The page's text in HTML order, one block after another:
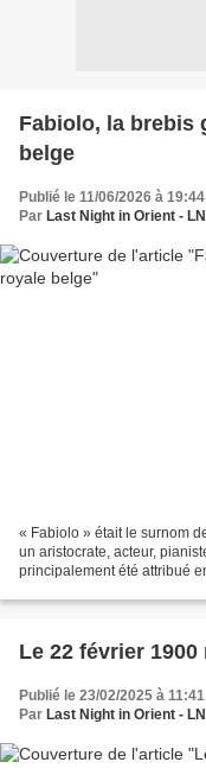
Fabiolo, la brebis
belge
Publié le 11/06/2026 à 19:44
Par Last Night in Orient -
« Fabiolo » était le surnom
un aristocrate, acteur,
principalement été attribué
Le 22 février
Publié le 23/02/2025 à 11:41
Par Last Night in Orient -